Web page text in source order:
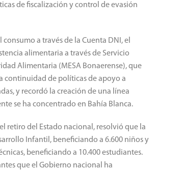
de fiscalización y control de evasión
a través de la Cuenta DNI, el
alimentaria a través de Servicio
Alimentaria (MESA Bonaerense), que
continuidad de políticas de apoyo a
y recordó la creación de una línea
se ha concentrado en Bahía Blanca.
retiro del Estado nacional, resolvió que la
Infantil, beneficiando a 6.600 niños y
beneficiando a 10.400 estudiantes.
que el Gobierno nacional ha